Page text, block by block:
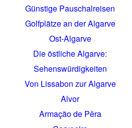
Günstige Pauschalreisen
Golfplätze an der Algarve
Ost-Algarve
Die östliche Algarve:
Sehenswürdigkeiten
Von Lissabon zur Algarve
Alvor
Armação de Pêra